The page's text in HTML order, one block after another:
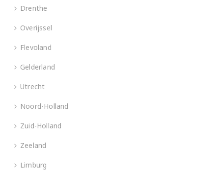
Drenthe
Overijssel
Flevoland
Gelderland
Utrecht
Noord-Holland
Zuid-Holland
Zeeland
Limburg